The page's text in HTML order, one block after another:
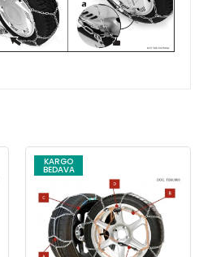
KARGO
BEDAVA